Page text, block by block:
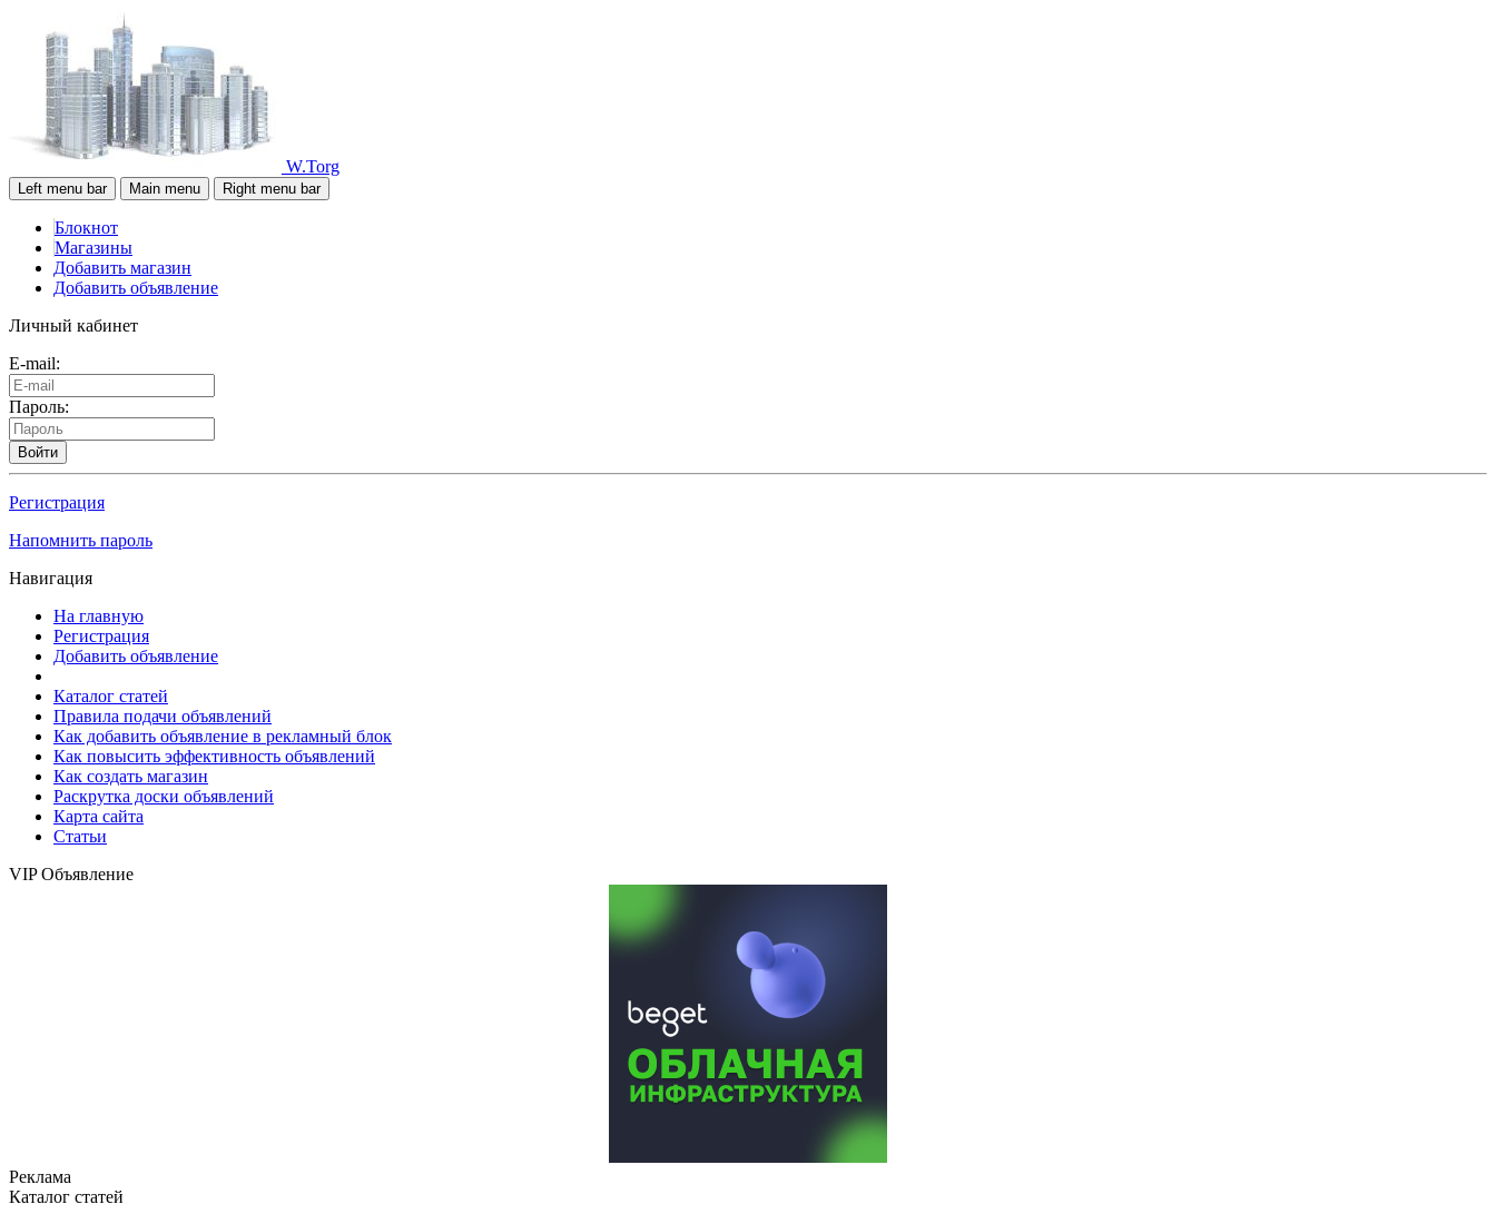
W.Torg
Left menu bar Main menu Right menu bar
Блокнот
Магазины
Добавить магазин
Добавить объявление
Личный кабинет
E-mail:
Пароль:
Войти
Регистрация
Напомнить пароль
Навигация
На главную
Регистрация
Добавить объявление
Каталог статей
Правила подачи объявлений
Как добавить объявление в рекламный блок
Как повысить эффективность объявлений
Как создать магазин
Раскрутка доски объявлений
Карта сайта
Статьи
VIP Объявление
Реклама
Каталог статей